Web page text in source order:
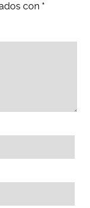
con *